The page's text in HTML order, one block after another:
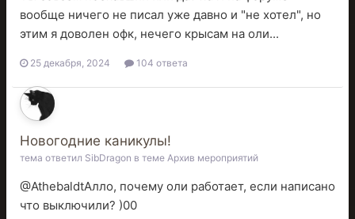
вообще ничего не писал уже давно и "не хотел", но
этим я доволен офк, нечего крысам на оли...
25 декабря, 2024 104 ответа
Новогодние каникулы!
тема ответил SibDragon в теме Архив мероприятий
@AthebaldtАлло, почему оли работает, если написано
что выключили? )00